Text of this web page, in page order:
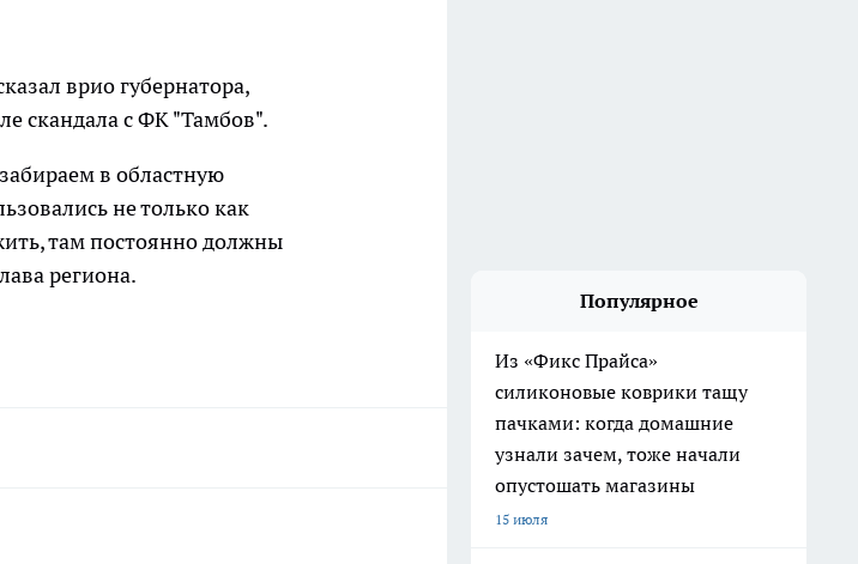
врио губернатора,
скандала с ФК "Тамбов".
в областную
не только как
там постоянно должны
региона.
Популярное
Из «Фикс Прайса»
силиконовые коврики тащу
пачками: когда домашние
узнали зачем, тоже начали
опустошать магазины
15 июля